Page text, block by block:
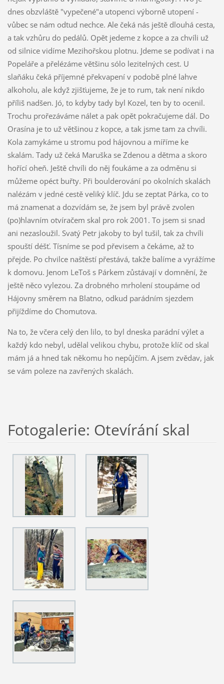
dnes obzvláště "vypečené"a utopenci výborně utopení -
vůbec se nám odtud nechce. Ale čeká nás ještě dlouhá cesta,
a tak vzhůru do pedálů. Opět jedeme z kopce a za chvíli už
od silnice vidíme Mezihořskou plotnu. Jdeme se podívat i na
Popeláře a přelézáme většinu sólo lezitelných cest. U
slaňáku čeká příjemné překvapení v podobě plné lahve
alkoholu, ale když zjišťujeme, že je to rum, tak není nikdo
příliš nadšen. Jó, to kdyby tady byl Kozel, ten by to ocenil.
Trochu prořezáváme nálet a pak opět pokračujeme dál. Do
Orasína je to už většinou z kopce, a tak jsme tam za chvíli.
Kola zamykáme u stromu pod hájovnou a míříme ke
skalám. Tady už čeká Maruška se Zdenou a dětma a skoro
hořící oheň. Ještě chvíli do něj foukáme a za odměnu si
můžeme opéct buřty. Při boulderování po okolních skalách
nalézám v jedné cestě veliký klíč. Jdu se zeptat Párka, co to
má znamenat a dozvídám se, že jsem byl právě zvolen
(po)hlavním otvíračem skal pro rok 2001. To jsem si snad
ani nezasloužil. Svatý Petr jakoby to byl tušil, tak za chvíli
spouští déšť. Tísníme se pod převisem a čekáme, až to
přejde. Po chvilce naštěstí přestává, takže balíme a vyrážíme
k domovu. Jenom LeToš s Párkem zůstávají v domnění, že
ještě něco vylezou. Za drobného mrholení stoupáme od
Hájovny směrem na Blatno, odkud parádním sjezdem
přijíždíme do Chomutova.
Na to, že včera celý den lilo, to byl dneska parádní výlet a
každý kdo nebyl, udělal velikou chybu, protože klíč od skal
mám já a hned tak někomu ho nepůjčím. A jsem zvědav, jak
se vám poleze na zavřených skalách.
Fotogalerie: Otevírání skal